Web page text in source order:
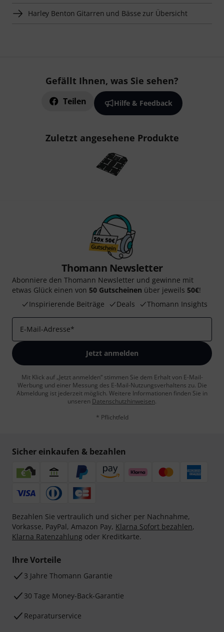
Harley Benton Gitarren und Bässe zur Übersicht
Gefällt Ihnen, was Sie sehen?
Teilen Hilfe & Feedback
Zuletzt angesehene Produkte
Thomann Newsletter
Abonniere den Thomann Newsletter und gewinne mit
etwas Glück einen von 50 Gutscheinen über jeweils 50€!
Inspirierende Beiträge
Deals Thomann Insights
E-Mail-Adresse*
Jetzt anmelden
Mit Klick auf „Jetzt anmelden“ stimmen Sie dem Erhalt von E-Mail-
Werbung und einer Messung des E-Mail-Nutzungsverhaltens zu. Die
Abmeldung ist jederzeit möglich. Weitere Informationen finden Sie in
unseren Datenschutzhinweisen.
* Pflichtfeld
Sicher einkaufen & bezahlen
Bezahlen Sie vertraulich und sicher per Nachnahme,
Vorkasse, PayPal, Amazon Pay, Klarna Sofort bezahlen,
Klarna Ratenzahlung oder Kreditkarte.
Ihre Vorteile
3 Jahre Thomann Garantie
30 Tage Money-Back-Garantie
Reparaturservice